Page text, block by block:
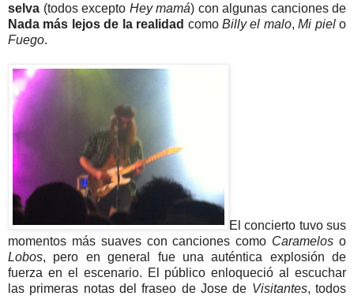
selva (todos excepto Hey mamá) con algunas canciones de
Nada más lejos de la realidad como Billy el malo,Mi pielo
Fuego.
El concierto tuvo sus
momentos más suaves con canciones como Caramelos o
Lobos, pero en general fue una auténtica explosión de
fuerza en el escenario. El público enloqueció al escuchar
las primeras notas del fraseo de Jose de Visitantes, todos